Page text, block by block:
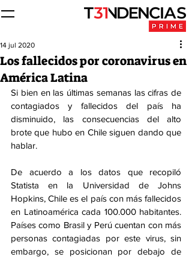
Los fallecidos por coronavirus en
América Latina
14 jul 2020
Si bien en las últimas semanas las cifras de
contagiados y fallecidos del país ha
disminuido, las consecuencias del alto
brote que hubo en Chile siguen dando que
hablar.
De acuerdo a los datos que recopiló
Statista en la Universidad de Johns
Hopkins, Chile es el país con más fallecidos
en Latinoamérica cada 100.000 habitantes.
Países como Brasil y Perú cuentan con más
personas contagiadas por este virus, sin
embargo, se posicionan por debajo de